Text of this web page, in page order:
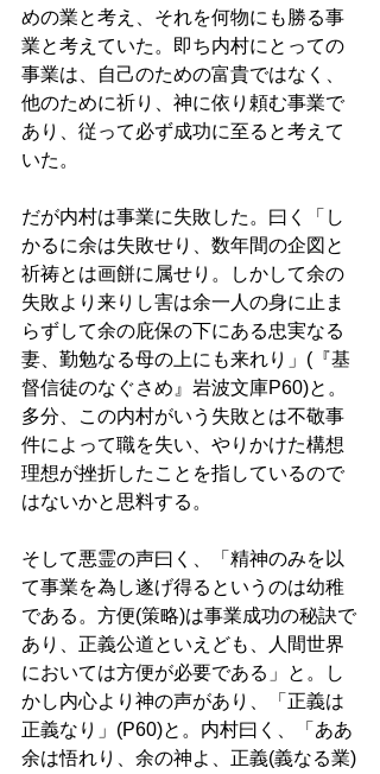
めの業と考え、それを何物にも勝る事
業と考えていた。即ち内村にとっての
事業は、自己のための富貴ではなく、
他のために祈り、神に依り頼む事業で
あり、従って必ず成功に至ると考えて
いた。
だが内村は事業に失敗した。曰く「し
かるに余は失敗せり、数年間の企図と
祈祷とは画餅に属せり。しかして余の
失敗より来りし害は余一人の身に止ま
らずして余の庇保の下にある忠実なる
妻、勤勉なる母の上にも来れり」(『基
督信徒のなぐさめ』岩波文庫P60)と。
多分、この内村がいう失敗とは不敬事
件によって職を失い、やりかけた構想
理想が挫折したことを指しているので
はないかと思料する。
そして悪霊の声曰く、「精神のみを以
て事業を為し遂げ得るというのは幼稚
である。方便(策略)は事業成功の秘訣で
あり、正義公道といえども、人間世界
においては方便が必要である」と。し
かし内心より神の声があり、「正義は
正義なり」(P60)と。内村曰く、「ああ
余は悟れり、余の神よ、正義(義なる業)